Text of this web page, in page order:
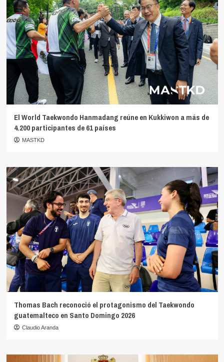
El World Taekwondo Hanmadang reúne en Kukkiwon a más de
4.200 participantes de 61 países
MASTKD
Thomas Bach reconoció el protagonismo del Taekwondo
guatemalteco en Santo Domingo 2026
Claudio Aranda